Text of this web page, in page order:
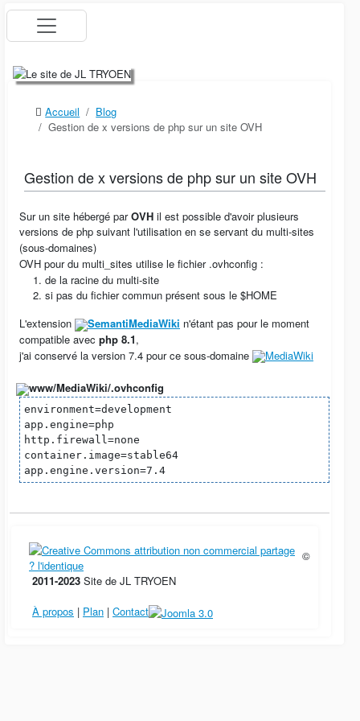
Accueil
Blog
Gestion de x versions de php sur un site OVH
Gestion de x versions de php sur un site OVH
Sur un site hébergé parOVH il est possible d'avoir plusieurs
versions de php suivant l'utilisation en se servant du multi-sites
(sous-domaines)
OVH pour du multi_sites utilise le fichier .ovhconfig :
de la racine du multi-site
si pas du fichier commun présent sous le $HOME
L'extension
SemantiMediaWiki n'étant pas pour le moment
compatible avec php 8.1,
j'ai conservé la version 7.4 pour ce sous-domaine
MediaWiki
www/MediaWiki/.ovhconfig
environment=development
app.engine=php
http.firewall=none
container.image=stable64
app.engine.version=7.4
©
2011-2023 Site de JL TRYOEN
À propos | Plan | Contact